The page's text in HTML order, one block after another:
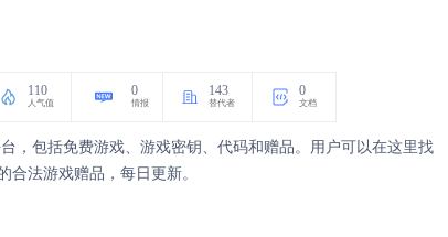
110
人气值
0
情报
143
替代者
0
文档
，包括免费游戏、游戏密钥、代码和赠品。用户可以在这里找
合法游戏赠品，每日更新。